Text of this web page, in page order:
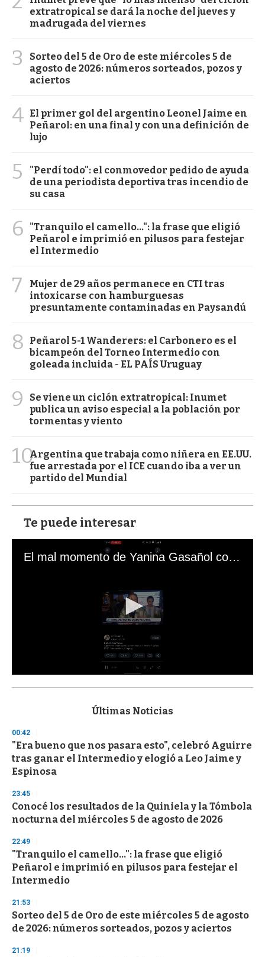
extratropical se dará la noche del jueves y
madrugada del viernes
3
Sorteo del 5 de Oro de este miércoles 5 de
agosto de 2026: números sorteados, pozos y
aciertos
4 El primer gol del argentino Leonel Jaime en
Peñarol: en una final y con una definición de
lujo
5
"Perdí todo": el conmovedor pedido de ayuda
de una periodista deportiva tras incendio de
su casa
6
"Tranquilo el camello...": la frase que eligió
Peñarol e imprimió en pilusos para festejar
el Intermedio
7
Mujer de 29 años permanece en CTI tras
intoxicarse con hamburguesas
presuntamente contaminadas en Paysandú
8
Peñarol 5-1 Wanderers: el Carbonero es el
bicampeón del Torneo Intermedio con
goleada incluida - EL PAÍS Uruguay
9
Se viene un ciclón extratropical: Inumet
publica un aviso especial a la población por
tormentas y viento
10Argentina que trabaja como niñera en EE.UU.
fue arrestada por el ICE cuando iba a ver un
partido del Mundial
Te puede interesar
El mal momento de Yanina Gasañol con un hincha argentino en "Subrayado"
s
d
s
o
f
3
s
e
c
o
d
s
Últimas Noticias
00:42
"Era bueno que nos pasara esto", celebró Aguirre
tras ganar el Intermedio y elogió a Leo Jaime y
Espinosa
23:45
Conocé los resultados de la Quiniela y la Tómbola
nocturna del miércoles 5 de agosto de 2026
22:49
"Tranquilo el camello...": la frase que eligió
Peñarol e imprimió en pilusos para festejar el
Intermedio
21:53
Sorteo del 5 de Oro de este miércoles 5 de agosto
de 2026: números sorteados, pozos y aciertos
21:19